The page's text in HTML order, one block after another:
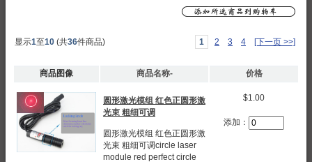
显示1至10 (共36件商品) 1 2 3 4 [下一页 >>]
商品图像 商品名称- 价格
圆形激光模组 红色正圆形激
光束 粗细可调
圆形激光模组 红色正圆形激
光束 粗细可调circle laser
module red perfect circle
$1.00
添加：